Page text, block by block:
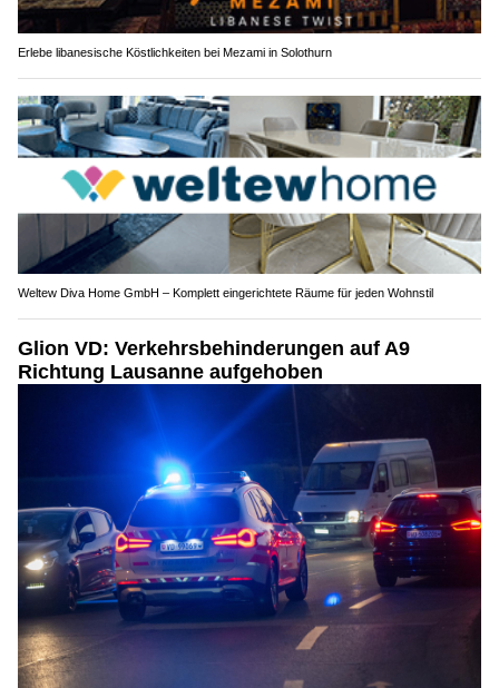
Erlebe libanesische Köstlichkeiten bei Mezami in Solothurn
Weltew Diva Home GmbH – Komplett eingerichtete Räume für jeden Wohnstil
Glion VD: Verkehrsbehinderungen auf A9
Richtung Lausanne aufgehoben